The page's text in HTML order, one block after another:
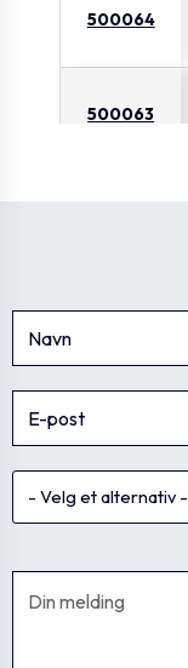
500064
500063
500068
500067